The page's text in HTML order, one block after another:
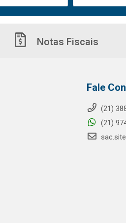
Notas Fiscais
Fale
(21)
(21)